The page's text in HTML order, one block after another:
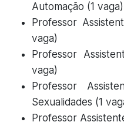
Automação (1 vaga)
Professor
vaga)
Professor
vaga)
Professor
Sexualidades (1
Professor